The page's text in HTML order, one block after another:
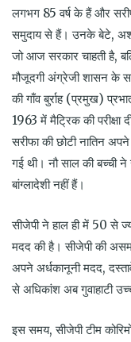
लगभग 85 वर्ष के हैं और
समुदाय से हैं। उनके बेटे,
जो आज सरकार चाहती है,
मौजूदगी अंग्रेजी शासन के
की गाँव बुर्राह (प्रमुख)
1963 में मैट्रिक की
सरीफा की छोटी नातिन
गई थी। नौ साल की बच्ची ने
बांग्लादेशी नहीं हैं।
सीजेपी ने हाल ही में 50 से
मदद की है। सीजेपी की असम
अपने अर्धकानूनी मदद,
से अधिकांश अब गुवाहाटी
इस समय, सीजेपी टीम